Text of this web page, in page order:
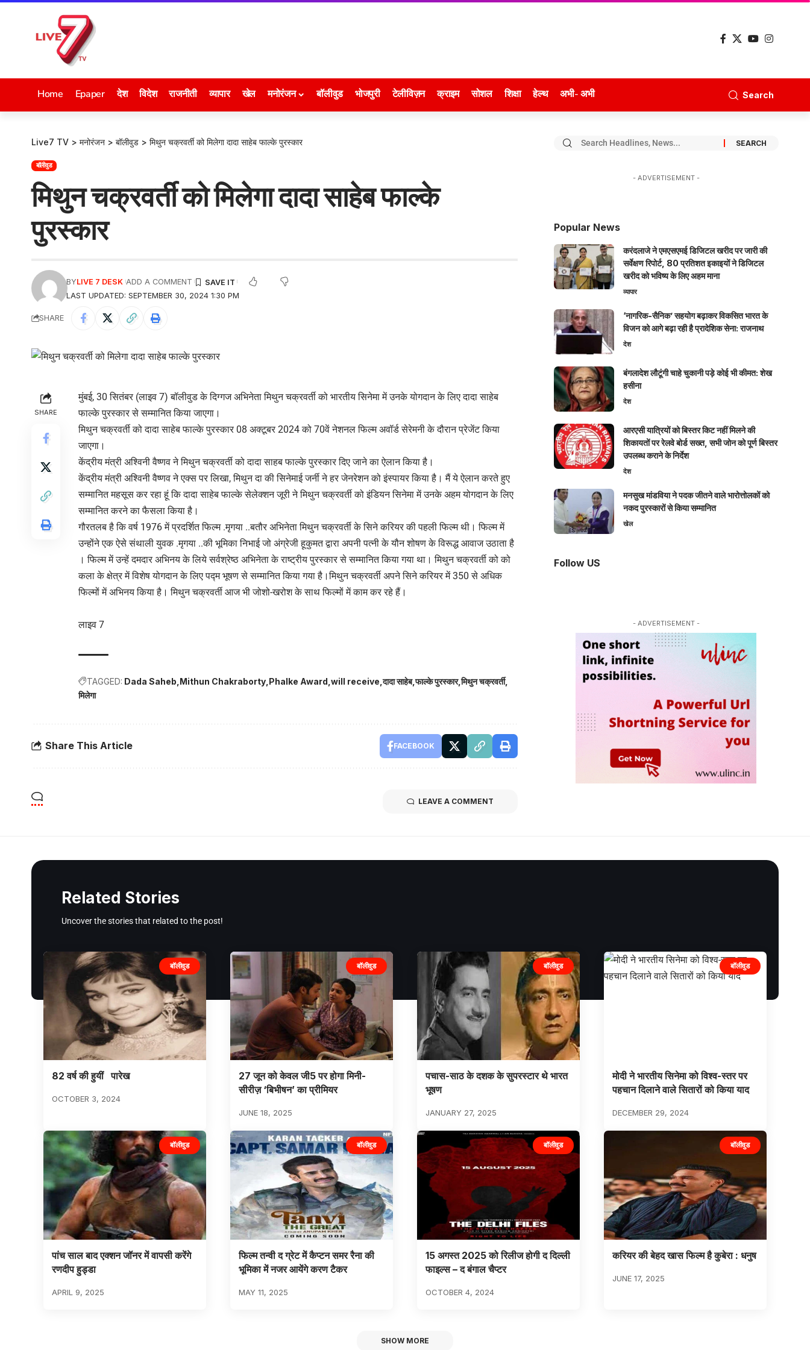
Home Epaper देश विदेश राजनीती व्यापार खेल मनोरंजन बॉलीवुड भोजपुरी टेलीविज़न क्राइम सोशल शिक्षा हेल्थ अभी- अभी Search
Live7 TV > मनोरंजन > बॉलीवुड > मिथुन चक्रवर्ती को मिलेगा दादा साहेब फाल्के पुरस्कार
बॉलीवुड
मिथुन चक्रवर्ती को मिलेगा दादा साहेब फाल्के
पुरस्कार
LAST UPDATED: SEPTEMBER 30, 2024 1:30 PM
BYLIVE 7 DESK ADD A COMMENT
SHARE
SHARE
मुंबई, 30 सितंबर (लाइव 7) बॉलीवुड के दिग्गज अभिनेता मिथुन चक्रवर्ती को भारतीय सिनेमा में उनके योगदान के लिए दादा साहेब
फाल्के पुरस्कार से सम्मानित किया जाएगा।
मिथुन चक्रवर्ती को दादा साहेब फाल्के पुरस्कार 08 अक्टूबर 2024 को 70वें नेशनल फिल्म अवॉर्ड सेरेमनी के दौरान प्रेजेंट किया
जाएगा।
केंद्रीय मंत्री अश्विनी वैष्णव ने मिथुन चक्रवर्ती को दादा साहब फाल्के पुरस्कार दिए जाने का ऐलान किया है।
केंद्रीय मंत्री अश्विनी वैष्णव ने एक्स पर लिखा, मिथुन दा की सिनेमाई जर्नी ने हर जेनरेशन को इंस्पायर किया है। मैं ये ऐलान करते हुए
सम्मानित महसूस कर रहा हूं कि दादा साहेब फाल्के सेलेक्शन जूरी ने मिथुन चक्रवर्ती को इंडियन सिनेमा में उनके अहम योगदान के लिए
सम्मानित करने का फैसला किया है।
गौरतलब है कि वर्ष 1976 में प्रदर्शित फिल्म .मृगया ..बतौर अभिनेता मिथुन चक्रवर्ती के सिने करियर की पहली फिल्म थी। फिल्म में
उन्होंने एक ऐसे संथाली युवक .मृगया ..की भूमिका निभाई जो अंग्रेजी हूकुमत द्वारा अपनी पत्नी के यौन शोषण के विरूद्ध आवाज उठाता है
। फिल्म में उन्हें दमदार अभिनय के लिये सर्वश्रेष्ठ अभिनेता के राष्ट्रीय पुरस्कार से सम्मानित किया गया था। मिथुन चक्रवर्ती को को
कला के क्षेत्र में विशेष योगदान के लिए पद्म भूषण से सम्मानित किया गया है।मिथुन चक्रवर्ती अपने सिने करियर में 350 से अधिक
फिल्मों में अभिनय किया है। मिथुन चक्रवर्ती आज भी जोशो-खरोश के साथ फिल्मों में काम कर रहे हैं।
लाइव 7
TAGGED: Dada Saheb Mithun Chakraborty Phalke Award will receive दादा साहेब फाल्के पुरस्कार मिथुन चक्रवर्ती
मिलेगा
Share This Article FACEBOOK
LEAVE A COMMENT
- ADVERTISEMENT -
Popular News
करंदलाजे ने एमएसएमई डिजिटल खरीद पर जारी की
सर्वेक्षण रिपोर्ट, 80 प्रतिशत इकाइयों ने डिजिटल
खरीद को भविष्य के लिए अहम माना
व्यापार
‘नागरिक-सैनिक’ सहयोग बढ़ाकर विकसित भारत के
विजन को आगे बढ़ा रही है प्रादेशिक सेना: राजनाथ
देश
बंगलादेश लौटूंगी चाहे चुकानी पड़े कोई भी कीमत: शेख
हसीना
देश
आरएसी यात्रियों को बिस्तर किट नहीं मिलने की
शिकायतों पर रेलवे बोर्ड सख्त, सभी जोन को पूर्ण बिस्तर
उपलब्ध कराने के निर्देश
देश
मनसुख मांडविया ने पदक जीतने वाले भारोत्तोलकों को
नकद पुरस्कारों से किया सम्मानित
खेल
Follow US
- ADVERTISEMENT -
Related Stories
Uncover the stories that related to the post!
बॉलीवुड
82 वर्ष की हुयीं पारेख
OCTOBER 3, 2024
बॉलीवुड
27 जून को केवल जी5 पर होगा मिनी-
सीरीज़ ‘बिभीषन’ का प्रीमियर
JUNE 18, 2025
बॉलीवुड
पचास-साठ के दशक के सुपरस्टार थे भारत
भूषण
JANUARY 27, 2025
बॉलीवुड
मोदी ने भारतीय सिनेमा को विश्व-स्तर पर
पहचान दिलाने वाले सितारों को किया याद
DECEMBER 29, 2024
बॉलीवुड
पांच साल बाद एक्शन जॉनर में वापसी करेंगे
रणदीप हुड्डा
APRIL 9, 2025
बॉलीवुड
फिल्म तन्वी द ग्रेट में कैप्टन समर रैना की
भूमिका में नजर आयेंगे करण टैकर
MAY 11, 2025
बॉलीवुड
15 अगस्त 2025 को रिलीज होगी द दिल्ली
फाइल्स – द बंगाल चैप्टर
OCTOBER 4, 2024
बॉलीवुड
करियर की बेहद खास फिल्म है कुबेरा : धनुष
JUNE 17, 2025
SHOW MORE